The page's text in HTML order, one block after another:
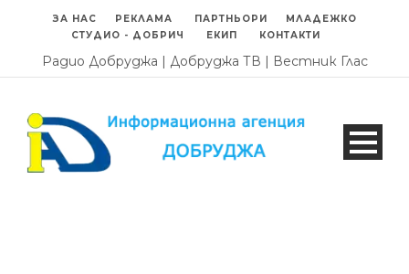
ЗА НАС РЕКЛАМА ПАРТНЬОРИ
МЛАДЕЖКО
СТУДИО - ДОБРИЧ
ЕКИП КОНТАКТИ
Радио Добруджа | Добруджа ТВ | Вестник Глас